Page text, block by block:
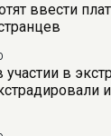
ввести
в